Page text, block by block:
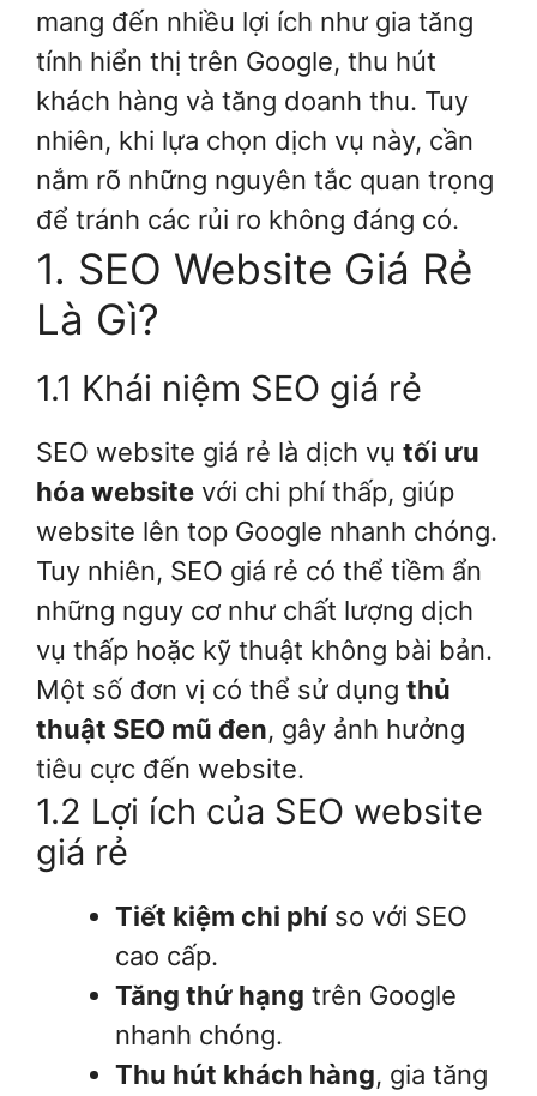
mang đến nhiều lợi ích như gia tăng
tính hiển thị trên Google, thu hút
khách hàng và tăng doanh thu. Tuy
nhiên, khi lựa chọn dịch vụ này, cần
nắm rõ những nguyên tắc quan trọng
để tránh các rủi ro không đáng có.
1. SEO Website Giá Rẻ
Là Gì?
1.1 Khái niệm SEO giá rẻ
SEO website giá rẻ là dịch vụ tối ưu
hóa website với chi phí thấp, giúp
website lên top Google nhanh chóng.
Tuy nhiên, SEO giá rẻ có thể tiềm ẩn
những nguy cơ như chất lượng dịch
vụ thấp hoặc kỹ thuật không bài bản.
Một số đơn vị có thể sử dụng thủ
thuật SEO mũ đen, gây ảnh hưởng
tiêu cực đến website.
1.2 Lợi ích của SEO website
giá rẻ
Tiết kiệm chi phíso với SEO
cao cấp.
Tăng thứ hạng trên Google
nhanh chóng.
Thu hút khách hàng, gia tăng